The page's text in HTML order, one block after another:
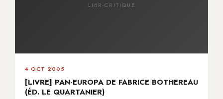
LIBR-CRITIQUE
4 OCT 2005
[LIVRE] PAN-EUROPA DE FABRICE BOTHEREAU
(ÉD. LE QUARTANIER)